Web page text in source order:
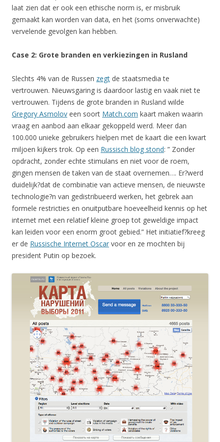
laat zien dat er ook een ethische norm is, er misbruik
gemaakt kan worden van data, en het (soms onverwachte)
vervelende gevolgen kan hebben.
Case 2: Grote branden en verkiezingen in Rusland
Slechts 4% van de Russen zegt de staatsmedia te
vertrouwen. Nieuwsgaring is daardoor lastig en vaak niet te
vertrouwen. Tijdens de grote branden in Rusland wilde
Gregory Asmolov een soort Match.com kaart maken waarin
vraag en aanbod aan elkaar gekoppeld werd. Meer dan
100.000 unieke gebruikers hielpen met de kaart die een kwart
miljoen kijkers trok. Op een Russisch blog stond: ” Zonder
opdracht, zonder echte stimulans en niet voor de roem,
gingen mensen de taken van de staat overnemen…. Er?werd
duidelijk?dat de combinatie van actieve mensen, de nieuwste
technologie?n van gedistribueerd werken, het gebrek aan
formele restricties en onuitputbare hoeveelheid kennis op het
internet met een relatief kleine groep tot geweldige impact
kan leiden voor een enorm groot gebied.” Het initiatief?kreeg
er de Russische Internet Oscar voor en ze mochten bij
president Putin op bezoek.